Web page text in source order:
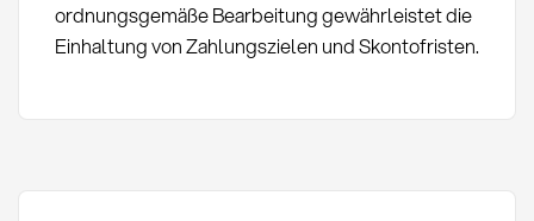
ordnungsgemäße Bearbeitung gewährleistet die
Einhaltung von Zahlungszielen und Skontofristen.